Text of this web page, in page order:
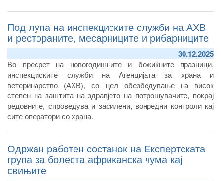
Под лупа на инспекциските служби на АХВ
и рестораните, месарниците и рибарниците
30.12.2025
Во пресрет на новогодишните и божиќните празници,
инспекциските служби на Агенцијата за храна и
ветеринарство (АХВ), со цел обезбедување на висок
степен на заштита на здравјето на потрошувачите, покрај
редовните, спроведува и засилени, вонредни контроли кај
сите оператори со храна.
Одржан работен состанок на Експертската
група за болеста африканска чума кај
свињите